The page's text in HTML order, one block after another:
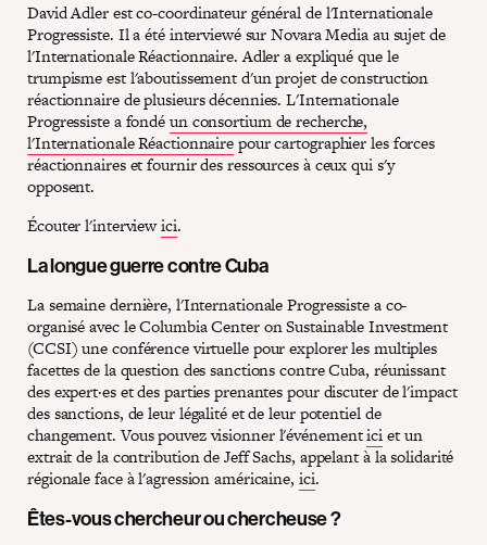
David Adler est co-coordinateur général de l'Internationale
Progressiste. Il a été interviewé sur Novara Media au sujet de
l'Internationale Réactionnaire. Adler a expliqué que le
trumpisme est l'aboutissement d'un projet de construction
réactionnaire de plusieurs décennies. L'Internationale
Progressiste a fondéun consortium de recherche,
l'Internationale Réactionnairepour cartographier les forces
réactionnaires et fournir des ressources à ceux qui s'y
opposent.
Écouter l'interviewici.
La longue guerre contre Cuba
La semaine dernière, l'Internationale Progressiste a co-
organisé avec le Columbia Center on Sustainable Investment
(CCSI) une conférence virtuelle pour explorer les multiples
facettes de la question des sanctions contre Cuba, réunissant
des expert·es et des parties prenantes pour discuter de l'impact
des sanctions, de leur légalité et de leur potentiel de
changement. Vous pouvez visionner l'événementiciet un
extrait de la contribution de Jeff Sachs, appelant à la solidarité
régionale face à l'agression américaine, ici.
Êtes-vous chercheur ou chercheuse ?